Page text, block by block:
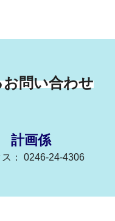
問い合わせ
計画係
ス： 0246-24-4306